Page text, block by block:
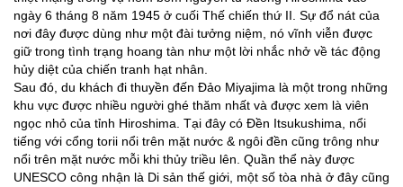
ngày 6 tháng 8 năm 1945 ở cuối Thế chiến thứ II. Sự đổ nát của
nơi đây được dùng như một đài tưởng niệm, nó vĩnh viễn được
giữ trong tình trạng hoang tàn như một lời nhắc nhở về tác động
hủy diệt của chiến tranh hạt nhân.
Sau đó, du khách đi thuyền đến Đảo Miyajima là một trong những
khu vực được nhiều người ghé thăm nhất và được xem là viên
ngọc nhỏ của tỉnh Hiroshima. Tại đây có Đền Itsukushima, nổi
tiếng với cổng torii nổi trên mặt nước & ngôi đền cũng trông như
nổi trên mặt nước mỗi khi thủy triều lên. Quần thể này được
UNESCO công nhận là Di sản thế giới, một số tòa nhà ở đây cũng